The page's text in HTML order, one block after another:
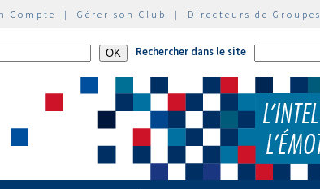
Compte | Gérer son Club | Directeurs de Groupes
Rechercher dans le site